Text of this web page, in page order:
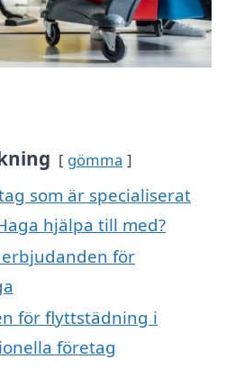
gömma
som är specialiserat
hjälpa till med?
för
för flyttstädning i
företag